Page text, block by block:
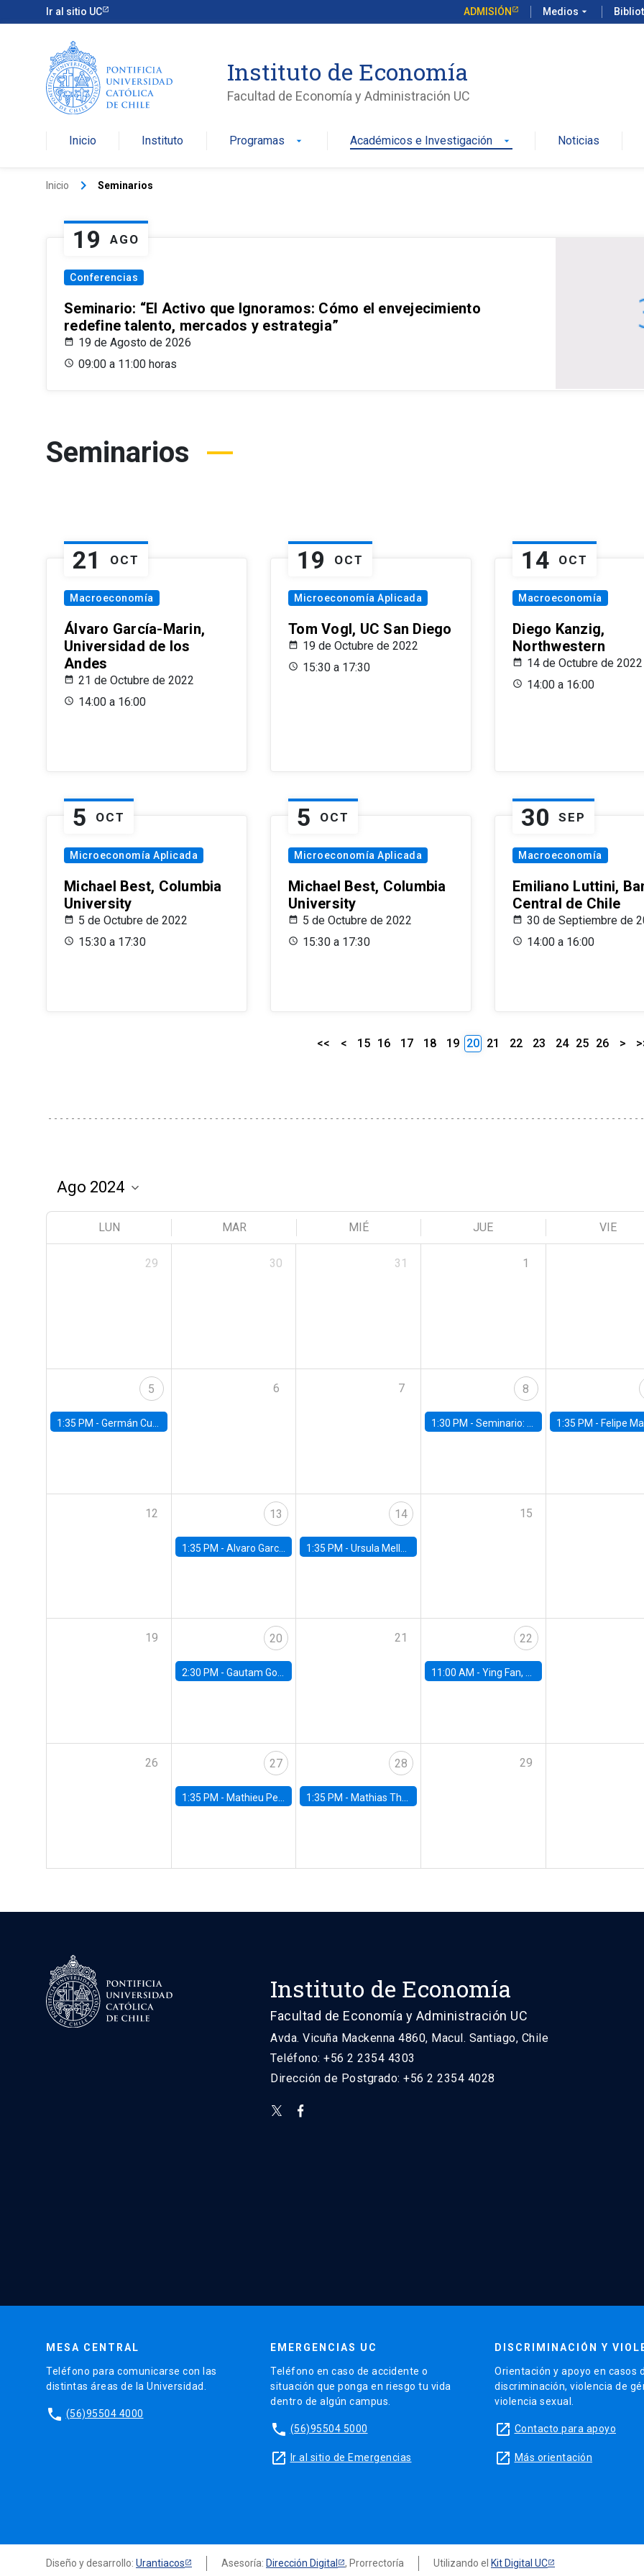
Ir al sitio UC ADMISIÓN Medios arrow_drop_down
Instituto de Economía
Facultad de Economía y Administración UC
Inicio Instituto Programas arrow_drop_down Académicos e Investigación arrow_drop_down Noticias
Inicio keyboard_arrow_right Seminarios
19 AGO
Conferencias
Seminario: “El Activo que Ignoramos: Cómo el envejecimiento
redefine talento, mercados y estrategia”
19 de Agosto de 2026
09:00 a 11:00 horas
Seminarios
21 OCT
Macroeconomía
Álvaro García-Marin,
Universidad de los
Andes
21 de Octubre de 2022
14:00 a 16:00
19 OCT
Microeconomía Aplicada
Tom Vogl, UC San Diego
19 de Octubre de 2022
15:30 a 17:30
14 OCT
Macroeconomía
Diego Kanzig,
Northwestern
14 de Octubre de 2022
14:00 a 16:00
5 OCT
Microeconomía Aplicada
Michael Best, Columbia
University
5 de Octubre de 2022
15:30 a 17:30
5 OCT
Microeconomía Aplicada
Michael Best, Columbia
University
5 de Octubre de 2022
15:30 a 17:30
30 SEP
Macroeconomía
Emiliano Luttini,
Central de Chile
30 de Septiembre de
14:00 a 16:00
<< < 15 16 17 18 19 20 21 22 23 24 25 26 >
LUN MAR MIÉ JUE VIE
29 30 31 1
5
1:35 PM - Germán Cubas, University of Houston
6 7 8
1:30 PM -Seminario: “Recuperando la humanidad para progresar en la era de la IA» 1:35 PM - Felipe Martínez, alumno Doctorado en
12 13
1:35 PM - Alvaro Garcia-Marin, Universidad de Los Andes
14
1:35 PM -Ursula Mello, Insper - Institute of Education and Research
15
19 20
2:30 PM - Gautam Gowrisankaran, Columbia University
21 22
11:00 AM -Ying Fan, University of Michigan
26 27
1:35 PM - Mathieu Pedemonte, IDB
28
1:35 PM - Mathias Thoenig, University of Lausanne
29
Instituto de Economía
Facultad de Economía y Administración UC
Avda. Vicuña Mackenna 4860, Macul. Santiago, Chile
Teléfono: +56 2 2354 4303
Dirección de Postgrado: +56 2 2354 4028
MESA CENTRAL
Teléfono para comunicarse con las
distintas áreas de la Universidad.
phone (56)95504 4000
EMERGENCIAS UC
Teléfono en caso de accidente o
situación que ponga en riesgo tu vida
dentro de algún campus.
phone (56)95504 5000
launch Ir al sitio de Emergencias
DISCRIMINACIÓN Y
Orientación y apoyo en casos
discriminación, violencia de
violencia sexual.
launch Contacto para apoyo
launch Más orientación
Diseño y desarrollo: Urantiacos Asesoría: Dirección Digital , Prorrectoría Utilizando el Kit Digital UC